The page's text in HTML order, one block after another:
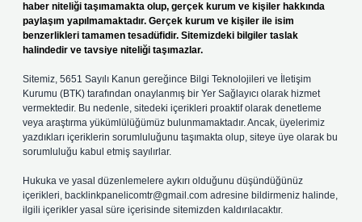
haber niteliği taşımamakta olup, gerçek kurum ve kişiler hakkında
paylaşım yapılmamaktadır. Gerçek kurum ve kişiler ile isim
benzerlikleri tamamen tesadüfidir. Sitemizdeki bilgiler taslak
halindedir ve tavsiye niteliği taşımazlar.
Sitemiz, 5651 Sayılı Kanun gereğince Bilgi Teknolojileri ve İletişim
Kurumu (BTK) tarafından onaylanmış bir Yer Sağlayıcı olarak hizmet
vermektedir. Bu nedenle, sitedeki içerikleri proaktif olarak denetleme
veya araştırma yükümlülüğümüz bulunmamaktadır. Ancak, üyelerimiz
yazdıkları içeriklerin sorumluluğunu taşımakta olup, siteye üye olarak bu
sorumluluğu kabul etmiş sayılırlar.
Hukuka ve yasal düzenlemelere aykırı olduğunu düşündüğünüz
içerikleri, backlinkpanelicomtr@gmail.com adresine bildirmeniz halinde,
ilgili içerikler yasal süre içerisinde sitemizden kaldırılacaktır.